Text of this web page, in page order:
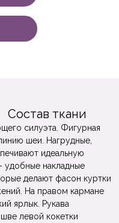
Состав ткани
силуэта. Фигурная
шеи. Нагрудные,
идеальную
удобные накладные
делают фасон куртки
На правом кармане
ярлык. Рукава
левой кокетки